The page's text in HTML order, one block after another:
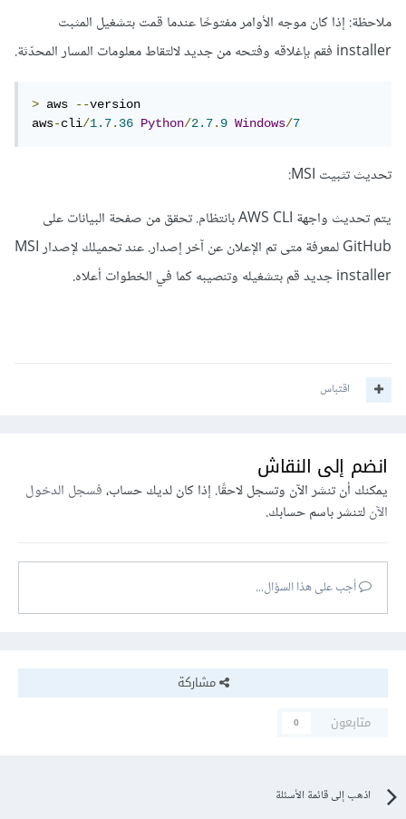
ملاحظة: إذا كان موجه الأوامر مفتوحًا عندما قمت بتشغيل المثبت
installer فقم بإغلاقه وفتحه من جديد لالتقاط معلومات المسار المحدّثة.
> aws --version
aws-cli/1.7.36 Python/2.7.9 Windows/7
تحديث تثبيت MSI:
يتم تحديث واجهة AWS CLI بانتظام. تحقق من صفحة البيانات على
GitHub لمعرفة متى تم الإعلان عن آخر إصدار. عند تحميلك لإصدار MSI
installer جديد قم بتشغيله وتنصيبه كما في الخطوات أعلاه.
اقتباس
انضم إلى النقاش
يمكنك أن تنشر الآن وتسجل لاحقًا. إذا كان لديك حساب،فسجل الدخول
الآنلتنشر باسم حسابك.
أجب على هذا السؤال...
مشاركة
متابعون
0
اذهب إلى قائمة الأسئلة